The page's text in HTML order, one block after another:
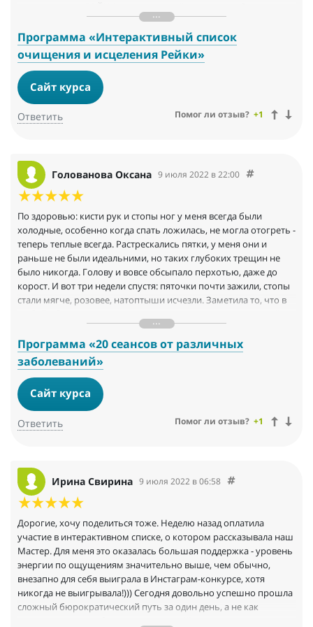
удивляться, а принять ВСЕ ЭТО как "Так и должно быть по
непонятным для меня причинам, для улучшения будущего!!!"
Благодарю.
Программа «Интерактивный список
очищения и исцеления Рейки»
Сайт курса
Ответить Помог ли отзыв? +1
Голованова Оксана 9 июля 2022 в 22:00
По здоровью: кисти рук и стопы ног у меня всегда были
холодные, особенно когда спать ложилась, не могла отогреть -
теперь теплые всегда. Растрескались пятки, у меня они и
раньше не были идеальними, но таких глубоких трещин не
было никогда. Голову и вовсе обсыпало перхотью, даже до
корост. И вот три недели спустя: пяточки почти зажили, стопы
стали мягче, розовее, натоптыши исчезли. Заметила то, что в
запах. Пальцы рук тоже трескались постоянно и плохо
заживали. Сейчас трещинки затянулись, ладошки стали
мягкими. Без всяких кремов. На голове тоже наводится
порядок
Программа «20 сеансов от различных
заболеваний»
Сайт курса
Ответить Помог ли отзыв? +1
Ирина Свирина 9 июля 2022 в 06:58
Дорогие, хочу поделиться тоже. Неделю назад оплатила
участие в интерактивном списке, о котором рассказывала наш
Мастер. Для меня это оказалась большая поддержка - уровень
энергии по ощущениям значительно выше, чем обычно,
внезапно для себя выиграла в Инстаграм-конкурсе, хотя
никогда не выигрывала!))) Сегодня довольно успешно прошла
сложный бюрократический путь за один день, а не как